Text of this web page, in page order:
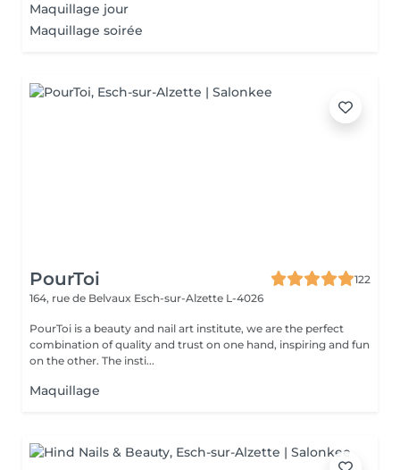
Maquillage jour
Maquillage soirée
PourToi
122
164, rue de Belvaux Esch-sur-Alzette L-4026
PourToi is a beauty and nail art institute, we are the perfect
combination of quality and trust on one hand, inspiring and fun
on the other. The insti...
Maquillage